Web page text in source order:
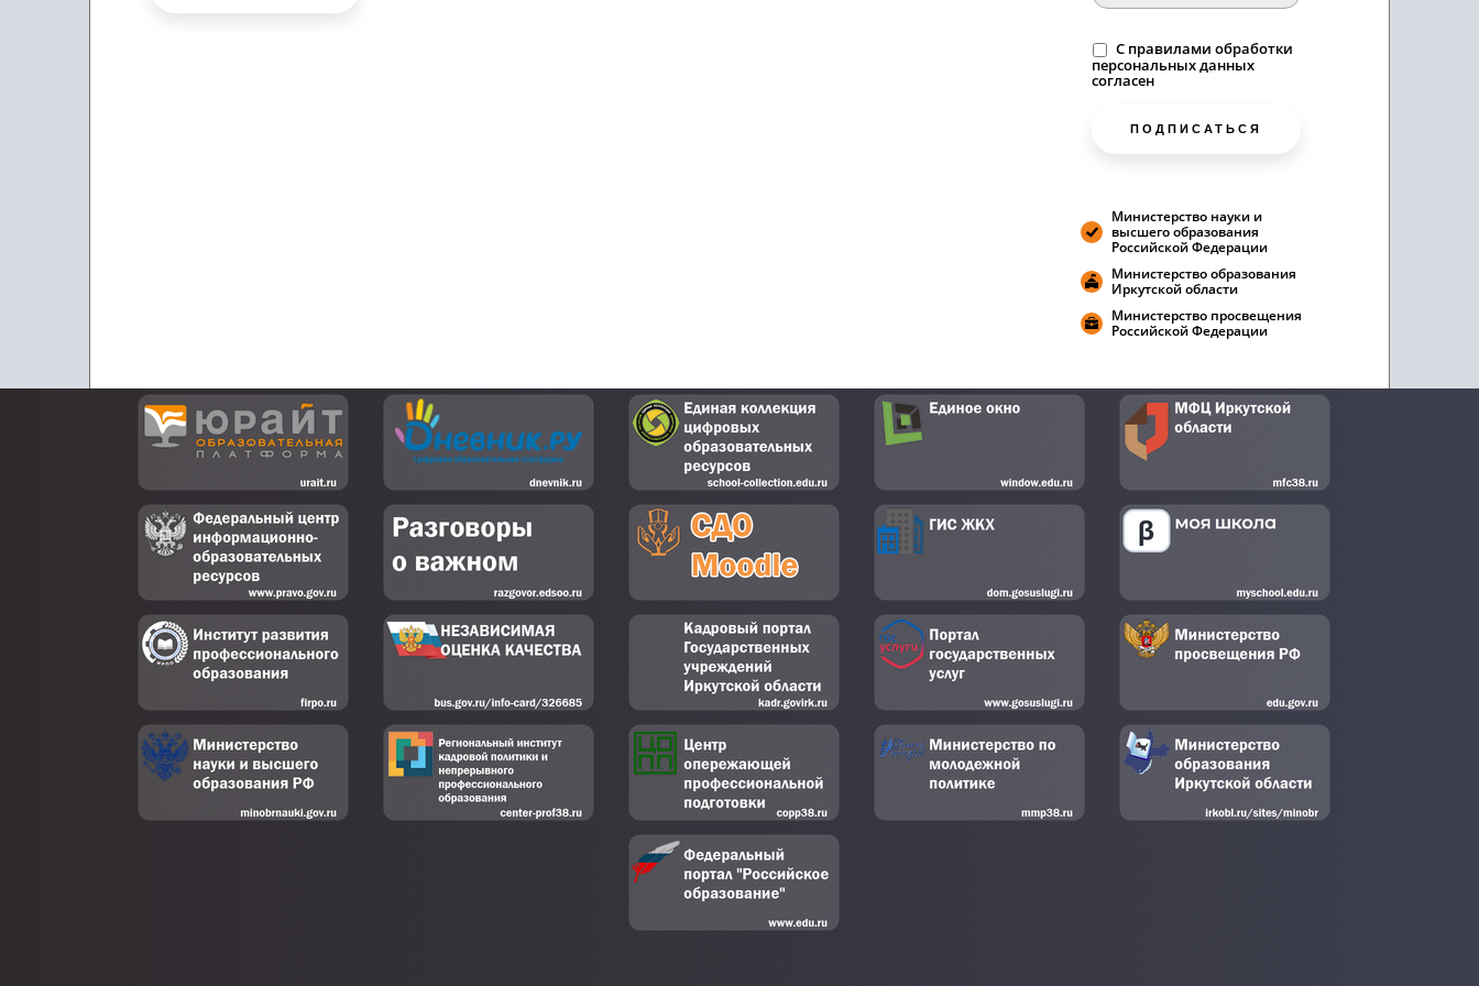
C правилами обработки
персональных данных
согласен
ПОДПИСАТЬСЯ
Министерство науки и
высшего образования
Российской Федерации
Министерство образования
Иркутской области
Министерство просвещения
Российской Федерации